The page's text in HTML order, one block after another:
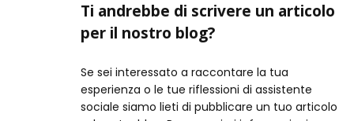
Ti andrebbe di scrivere un articolo
per il nostro blog?
Se sei interessato a raccontare la tua
esperienza o le tue riflessioni di assistente
sociale siamo lieti di pubblicare un tuo articolo